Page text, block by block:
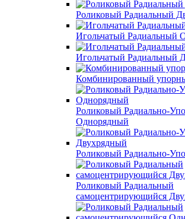
Роликовый Радиальный
Игольчатый Радиальный
Игольчатый Радиальный
Комбинированный
Роликовый Радиально-
Однорядный
Роликовый Радиально-
Роликовый Радиальный
самоцентрирующийся